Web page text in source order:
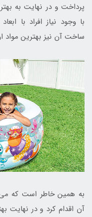
پرداخت و در نهایت به
با وجود نیاز افراد با
ساخت آن نیز بهترین مواد
به همین خاطر است که
آن اقدام کرد و در نهایت